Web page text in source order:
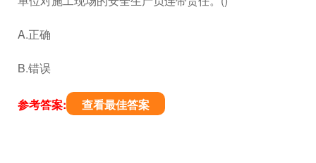
A.正确
B.错误
参考答案: 查看最佳答案